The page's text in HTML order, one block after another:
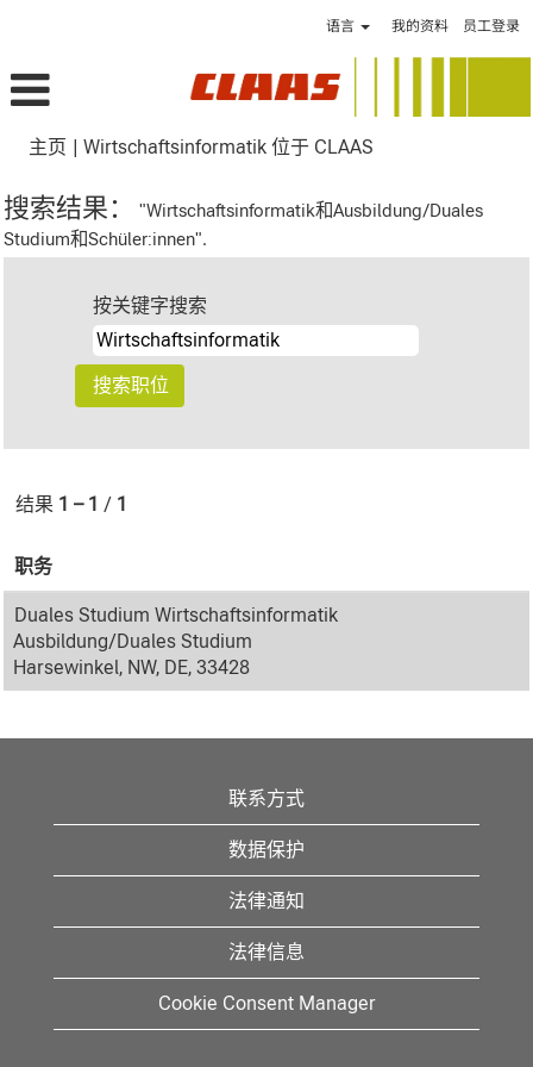
语言 我的资料 员工登录
主页 | Wirtschaftsinformatik 位于 CLAAS
页
面）
搜索结果：
"Wirtschaftsinformatik和Ausbildung/Duales
Studium和Schüler:innen".
按关键字搜索
结果 1 – 1 / 1
职务
Duales Studium Wirtschaftsinformatik
Ausbildung/Duales Studium
Harsewinkel, NW, DE, 33428
联系方式
数据保护
法律通知
法律信息
Cookie Consent Manager